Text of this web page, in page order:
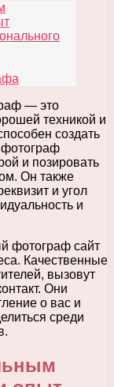
— это
техникой и
создать
и позировать
Он также
и угол
и
фотограф сайт
Качественные
вызовут
Они
о вас и
среди